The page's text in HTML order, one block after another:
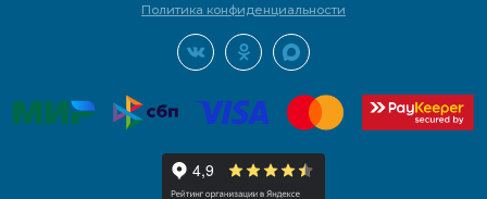
Политика конфиденциальности